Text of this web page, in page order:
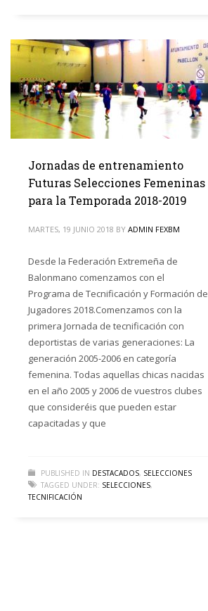
Jornadas de entrenamiento
Futuras Selecciones Femeninas
para la Temporada 2018-2019
MARTES, 19 JUNIO 2018 BY ADMIN FEXBM
Desde la Federación Extremeña de
Balonmano comenzamos con el
Programa de Tecnificación y Formación de
Jugadores 2018.Comenzamos con la
primera Jornada de tecnificación con
deportistas de varias generaciones: La
generación 2005-2006 en categoría
femenina. Todas aquellas chicas nacidas
en el año 2005 y 2006 de vuestros clubes
que consideréis que pueden estar
capacitadas y que
PUBLISHED IN DESTACADOS, SELECCIONES
TAGGED UNDER: SELECCIONES,
TECNIFICACIÓN